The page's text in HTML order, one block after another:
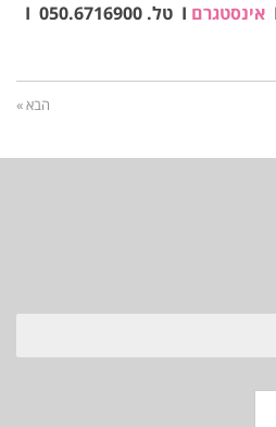
אינסטגרם
הבא »